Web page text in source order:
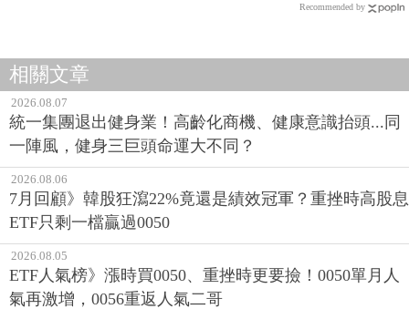
Recommended by
相關文章
2026.08.07
統一集團退出健身業！高齡化商機、健康意識抬頭...同
一陣風，健身三巨頭命運大不同？
2026.08.06
7月回顧》韓股狂瀉22%竟還是績效冠軍？重挫時高股息
ETF只剩一檔贏過0050
2026.08.05
ETF人氣榜》漲時買0050、重挫時更要撿！0050單月人
氣再激增，0056重返人氣二哥